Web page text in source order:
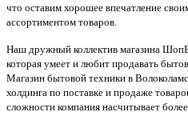
что оставим хорошее впечатление
ассортиментом товаров.
Наш дружный коллектив магазина
которая умеет и любит продавать
Магазин бытовой техники в
холдинга по поставке и продаже
сложности компания насчитывает